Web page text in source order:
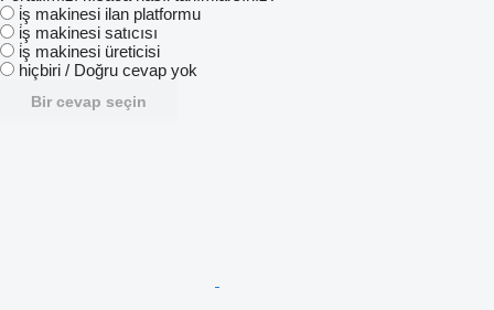
i̇ş makinesi ilan platformu
i̇ş makinesi satıcısı
i̇ş makinesi üreticisi
hiçbiri / Doğru cevap yok
Bir cevap seçin